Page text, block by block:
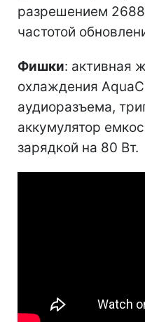
разрешением
частотой
Фишки: активная
охлаждения
аудиоразъема,
аккумулятор
зарядкой на 80 Вт.